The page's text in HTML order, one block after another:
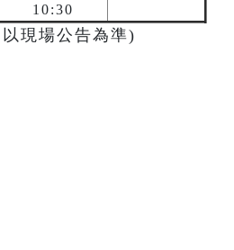
10:30
現場公告為準)